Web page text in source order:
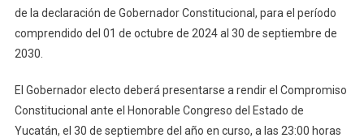
de la declaración de Gobernador Constitucional, para el período
comprendido del 01 de octubre de 2024 al 30 de septiembre de
2030.
El Gobernador electo deberá presentarse a rendir el Compromiso
Constitucional ante el Honorable Congreso del Estado de
Yucatán, el 30 de septiembre del año en curso, a las 23:00 horas